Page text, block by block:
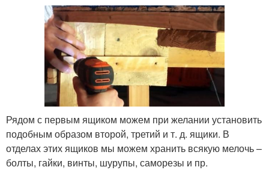
Рядом с первым ящиком можем при желании установить
подобным образом второй, третий и т. д. ящики. В
отделах этих ящиков мы можем хранить всякую мелочь –
болты, гайки, винты, шурупы, саморезы и пр.